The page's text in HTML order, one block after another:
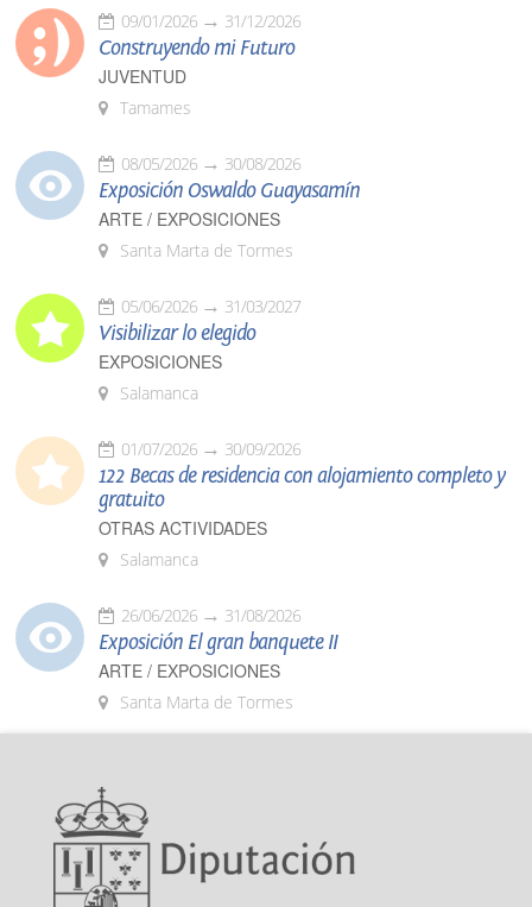
09/01/2026 31/12/2026
Construyendo mi Futuro
JUVENTUD
Tamames
08/05/2026 30/08/2026
Exposición Oswaldo Guayasamín
ARTE / EXPOSICIONES
Santa Marta de Tormes
05/06/2026 31/03/2027
Visibilizar lo elegido
EXPOSICIONES
Salamanca
01/07/2026 30/09/2026
122 Becas de residencia con alojamiento completo y
gratuito
OTRAS ACTIVIDADES
Salamanca
26/06/2026 31/08/2026
Exposición El gran banquete II
ARTE / EXPOSICIONES
Santa Marta de Tormes